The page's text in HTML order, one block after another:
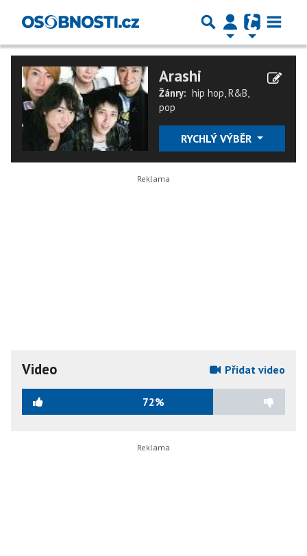
Arashi
Žánry: hip hop,R&B,
pop
RYCHLÝ VÝBĚR
Video Přidat video
72%